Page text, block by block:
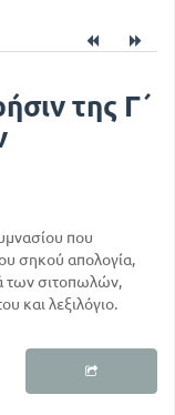
της Γ΄
που
σηκού απολογία,
των σιτοπωλών,
και λεξιλόγιο.